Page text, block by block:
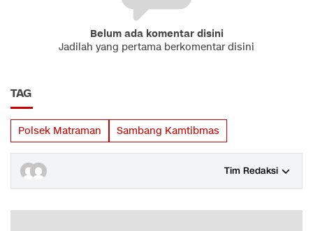
Belum ada komentar disini
Jadilah yang pertama berkomentar disini
TAG
Polsek Matraman Sambang Kamtibmas
Tim Redaksi